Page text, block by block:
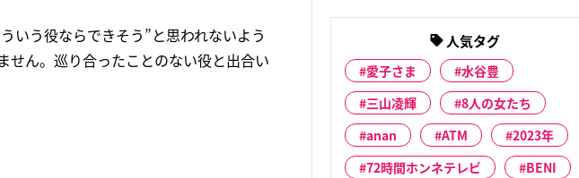
いう役ならできそう”と思われないよう
せん。巡り合ったことのない役と出合い
人気タグ
愛子さま
水谷豊
三山凌輝
8人の女たち
anan
ATM
2023年
72時間ホンネテレビ
BENI